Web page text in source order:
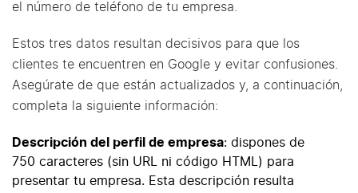
el número de teléfono de tu empresa.
Estos tres datos resultan decisivos para que los
clientes te encuentren en Google y evitar confusiones.
Asegúrate de que están actualizados y, a continuación,
completa la siguiente información:
Descripción del perfil de empresa: dispones de
750 caracteres (sin URL ni código HTML) para
presentar tu empresa. Esta descripción resulta